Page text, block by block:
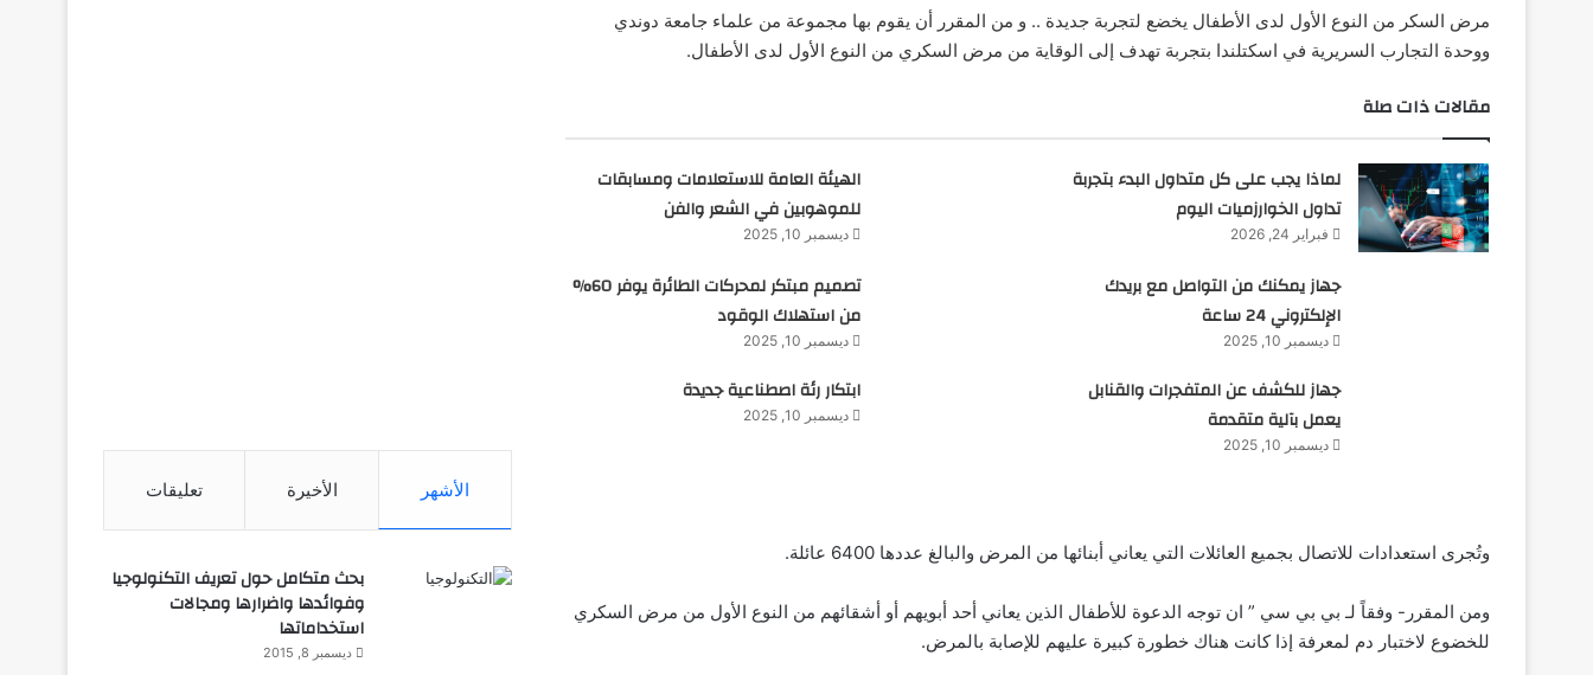
مرض السكر من النوع الأول لدى الأطفال يخضع لتجربة جديدة .. و من المقرر أن يقوم بها مجموعة من علماء جامعة دوندي
ووحدة التجارب السريرية في اسكتلندا بتجربة تهدف إلى الوقاية من مرض السكري من النوع الأول لدى الأطفال.
مقالات ذات صلة
لماذا يجب على كل متداول البدء بتجربة
تداول الخوارزميات اليوم
فبراير 24, 2026
الهيئة العامة للاستعلامات ومسابقات
للموهوبين في الشعر والفن
ديسمبر 10, 2025
جهاز يمكنك من التواصل مع بريدك
الإلكتروني 24 ساعة
ديسمبر 10, 2025
تصميم مبتكر لمحركات الطائرة يوفر 60%
من استهلاك الوقود
ديسمبر 10, 2025
جهاز للكشف عن المتفجرات والقنابل
يعمل بآلية متقدمة
ديسمبر 10, 2025
ابتكار رئة اصطناعية جديدة
ديسمبر 10, 2025
وتُجرى استعدادات للاتصال بجميع العائلات التي يعاني أبنائها من المرض والبالغ عددها 6400 عائلة.
ومن المقرر- وفقاً لـ بي بي سي ” ان توجه الدعوة للأطفال الذين يعاني أحد أبويهم أو أشقائهم من النوع الأول من مرض السكري
للخضوع لاختبار دم لمعرفة إذا كانت هناك خطورة كبيرة عليهم للإصابة بالمرض.
الأشهر الأخيرة تعليقات
بحث متكامل حول تعريف التكنولوجيا
وفوائدها واضرارها ومجالات
استخداماتها
ديسمبر 8, 2015